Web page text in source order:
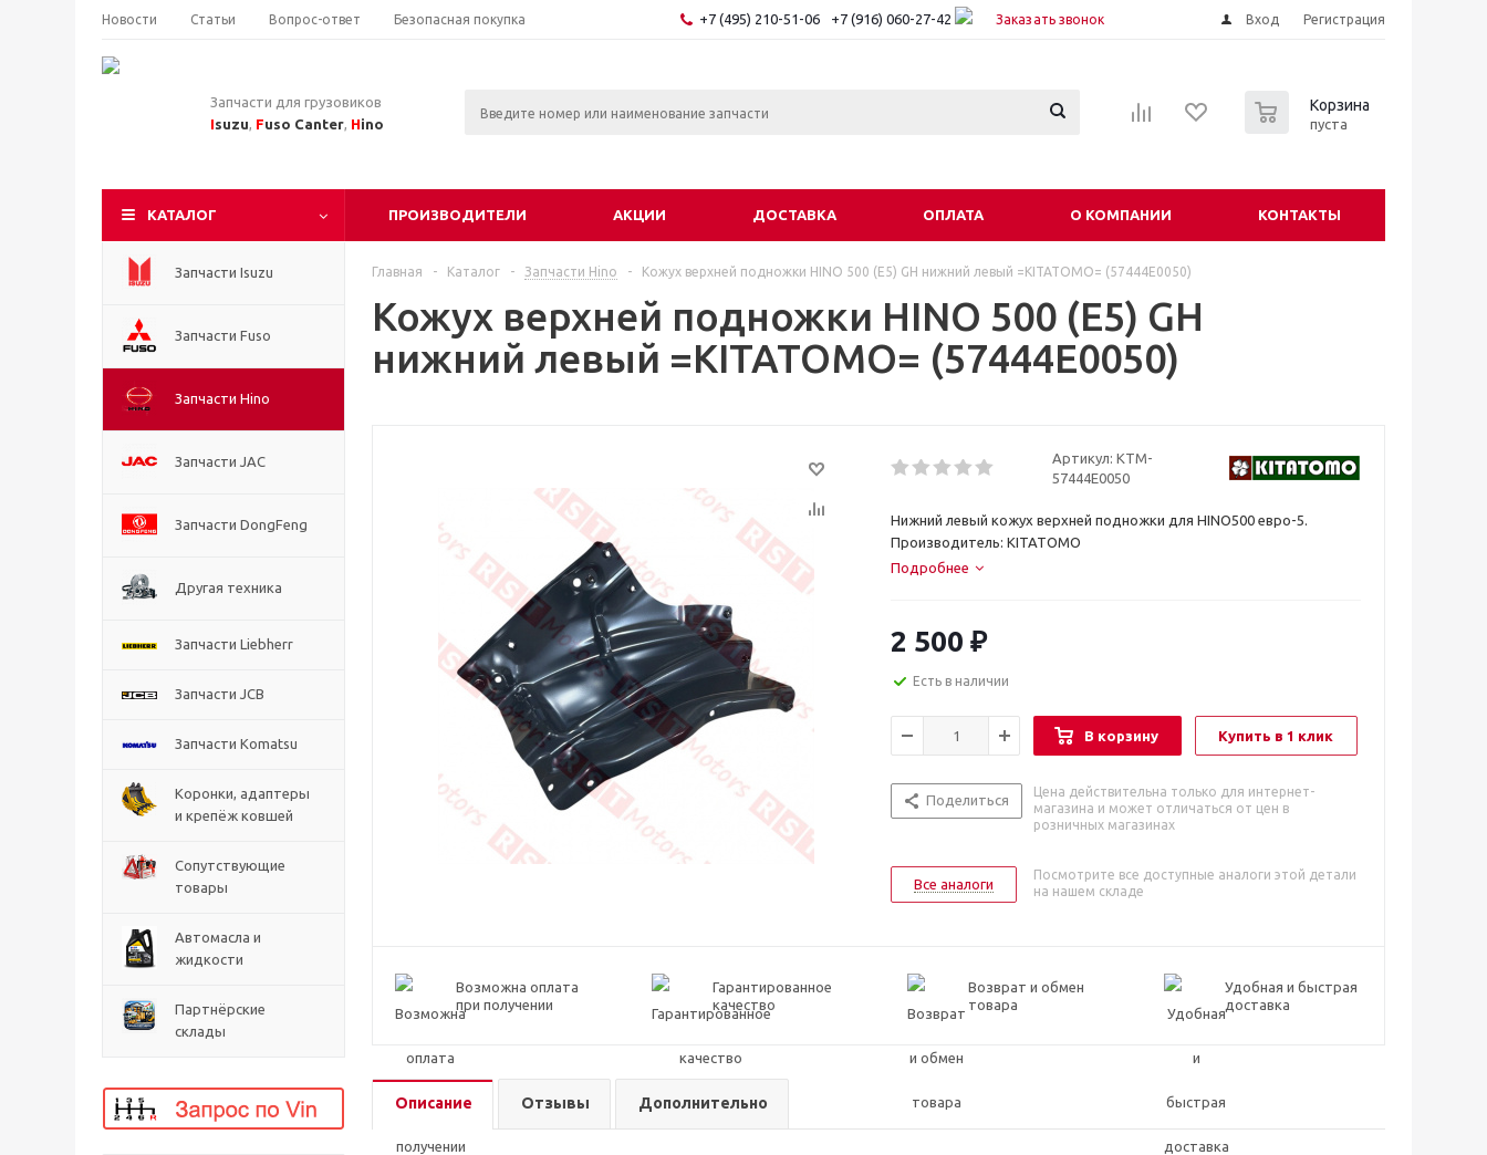
Новости Статьи Вопрос-ответ Безопасная покупка +7 (495) 210-51-06 +7 (916) 060-27-42 Заказать звонок Вход Регистрация
Запчасти для грузовиков
Isuzu, Fuso Canter, Hino
Корзина
пуста
КАТАЛОГ ПРОИЗВОДИТЕЛИ АКЦИИ ДОСТАВКА ОПЛАТА О КОМПАНИИ КОНТАКТЫ
Запчасти Isuzu
Запчасти Fuso
Запчасти Hino
Запчасти JAC
Запчасти DongFeng
Другая техника
Запчасти Liebherr
Запчасти JCB
Запчасти Komatsu
Коронки, адаптеры
и крепёж ковшей
Сопутствующие
товары
Автомасла и
жидкости
Партнёрские
склады
Главная - Каталог - Запчасти Hino - Кожух верхней подножки HINO 500 (E5) GH нижний левый =KITATOMO= (57444E0050)
Кожух верхней подножки HINO 500 (E5) GH
нижний левый =KITATOMO= (57444E0050)
Артикул: KTM-
57444E0050
Нижний левый кожух верхней подножки для HINO500 евро-5.
Производитель: KITATOMO
Подробнее
2 500 ₽
Есть в наличии
В корзину Купить в 1 клик
Поделиться
Цена действительна только для интернет-
магазина и может отличаться от цен в
розничных магазинах
Все аналоги
Посмотрите все доступные аналоги этой детали
на нашем складе
Возможна оплата
при получении
Гарантированное
качество
Возврат и обмен
товара
Удобная и быстрая
доставка
Описание Отзывы Дополнительно